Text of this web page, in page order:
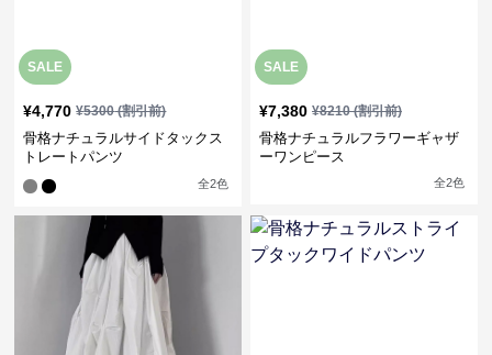
SALE
¥4,770 ¥5300(割引前)
骨格ナチュラルサイドタックス
トレートパンツ
全2色
SALE
¥7,380 ¥8210(割引前)
骨格ナチュラルフラワーギャザ
ーワンピース
全2色